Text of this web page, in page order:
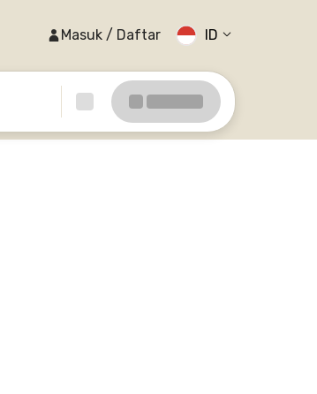
Masuk / Daftar ID